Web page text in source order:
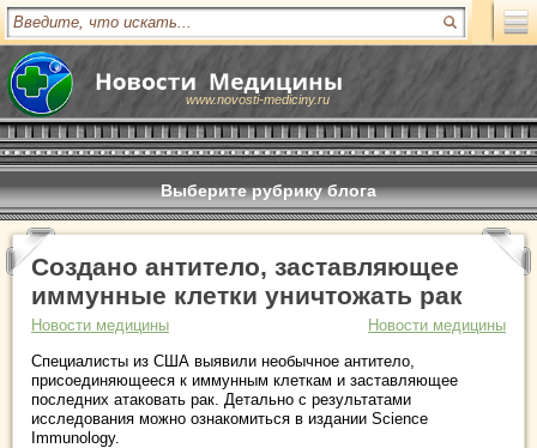
www.novosti-mediciny.ru
Выберите рубрику блога
Создано антитело, заставляющее
иммунные клетки уничтожать рак
Новости медицины
Новости медицины
Специалисты из США выявили необычное антитело,
присоединяющееся к иммунным клеткам и заставляющее
последних атаковать рак. Детально с результатами
исследования можно ознакомиться в издании Science
Immunology.